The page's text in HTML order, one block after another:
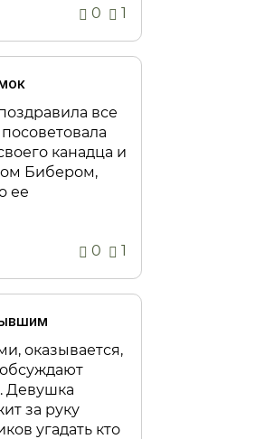
0 1
все
канадца и
Бибером,
ее
0 1
оказывается,
Девушка
за руку
угадать кто